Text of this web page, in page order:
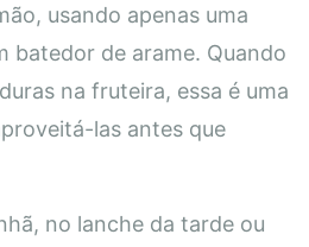
usando apenas uma
batedor de arame. Quando
na fruteira, essa é uma
las antes que
no lanche da tarde ou